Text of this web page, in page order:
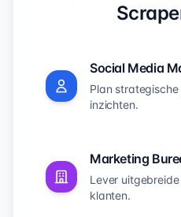
Social Media
Plan
inzichten.
Marketing
Lever
klanten.